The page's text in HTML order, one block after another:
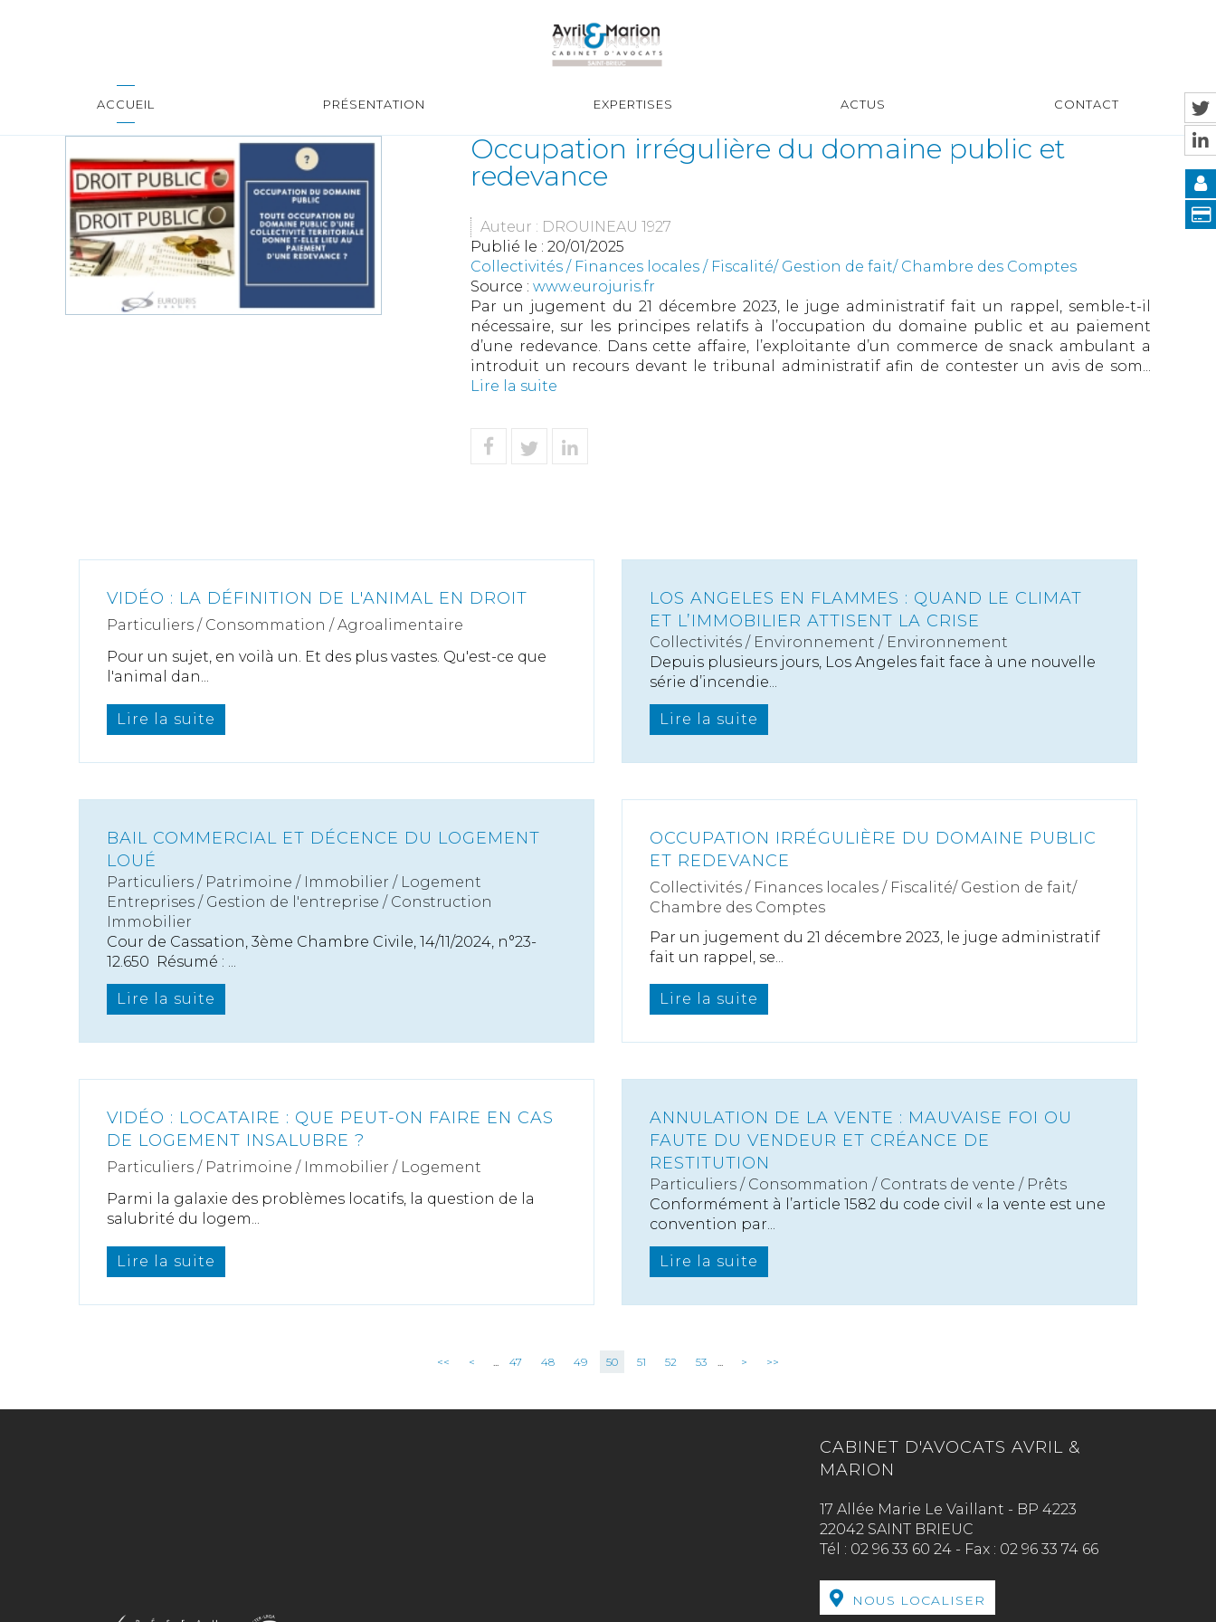
ACCUEIL PRÉSENTATION EXPERTISES ACTUS CONTACT
Occupation irrégulière du domaine public et
redevance
Auteur : DROUINEAU 1927
Publié le : 20/01/2025
Collectivités / Finances locales / Fiscalité/ Gestion de fait/ Chambre des Comptes
Source : www.eurojuris.fr
Par un jugement du 21 décembre 2023, le juge administratif fait un rappel, semble-t-il
nécessaire, sur les principes relatifs à l’occupation du domaine public et au paiement
d’une redevance. Dans cette affaire, l’exploitante d’un commerce de snack ambulant a
introduit un recours devant le tribunal administratif afin de contester un avis de som...
Lire la suite
VIDÉO : LA DÉFINITION DE L'ANIMAL EN DROIT
Particuliers / Consommation / Agroalimentaire
Pour un sujet, en voilà un. Et des plus vastes. Qu'est-ce que
l'animal dan...
Lire la suite
LOS ANGELES EN FLAMMES : QUAND LE CLIMAT
ET L’IMMOBILIER ATTISENT LA CRISE
Collectivités / Environnement / Environnement
Depuis plusieurs jours, Los Angeles fait face à une nouvelle
série d’incendie...
Lire la suite
BAIL COMMERCIAL ET DÉCENCE DU LOGEMENT
LOUÉ
Particuliers / Patrimoine / Immobilier / Logement
Entreprises / Gestion de l'entreprise / Construction
Immobilier
Cour de Cassation, 3ème Chambre Civile, 14/11/2024, n°23-
12.650 Résumé : ...
Lire la suite
OCCUPATION IRRÉGULIÈRE DU DOMAINE PUBLIC
ET REDEVANCE
Collectivités / Finances locales / Fiscalité/ Gestion de fait/
Chambre des Comptes
Par un jugement du 21 décembre 2023, le juge administratif
fait un rappel, se...
Lire la suite
VIDÉO : LOCATAIRE : QUE PEUT-ON FAIRE EN CAS
DE LOGEMENT INSALUBRE ?
Particuliers / Patrimoine / Immobilier / Logement
Parmi la galaxie des problèmes locatifs, la question de la
salubrité du logem...
Lire la suite
ANNULATION DE LA VENTE : MAUVAISE FOI OU
FAUTE DU VENDEUR ET CRÉANCE DE
RESTITUTION
Particuliers / Consommation / Contrats de vente / Prêts
Conformément à l’article 1582 du code civil « la vente est une
convention par...
Lire la suite
<< < ... 47 48 49 50 51 52 53 ... > >>
CABINET D'AVOCATS AVRIL &
MARION
17 Allée Marie Le Vaillant - BP 4223
22042 SAINT BRIEUC
Tél : 02 96 33 60 24 - Fax : 02 96 33 74 66
NOUS LOCALISER